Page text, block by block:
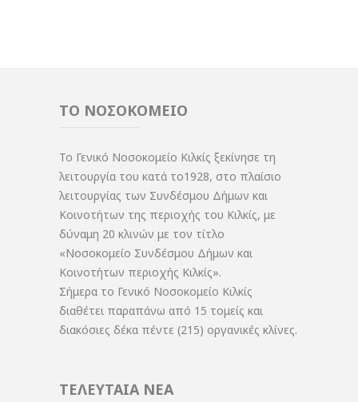
ΤΟ ΝΟΣΟΚΟΜΕΙΟ
Το Γενικό Νοσοκομείο Κιλκίς ξεκίνησε τη
λειτουργία του κατά το1928, στο πλαίσιο
λειτουργίας των Συνδέσμου Δήμων και
Κοινοτήτων της περιοχής του Κιλκίς, με
δύναμη 20 κλινών με τον τίτλο
«Νοσοκομείο Συνδέσμου Δήμων και
Κοινοτήτων περιοχής Κιλκίς».
Σήμερα το Γενικό Νοσοκομείο Κιλκίς
διαθέτει παραπάνω από 15 τομείς και
διακόσιες δέκα πέντε (215) οργανικές κλίνες.
ΤΕΛΕΥΤΑΙΑ ΝΕΑ